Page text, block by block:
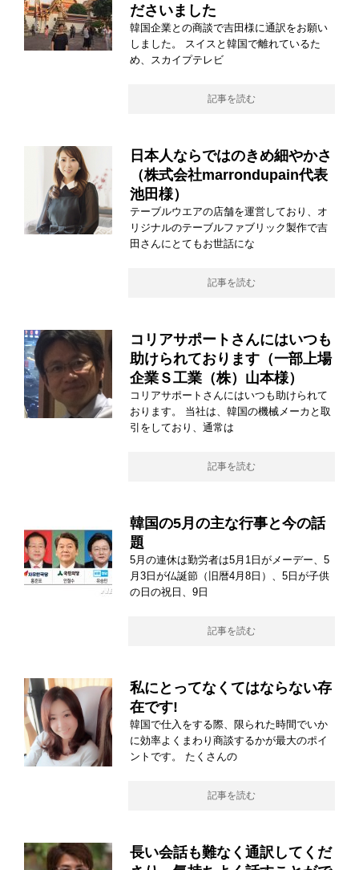
ださいました
韓国企業との商談で吉田様に通訳をお願い
しました。 スイスと韓国で離れているた
め、スカイプテレビ
記事を読む
日本人ならではのきめ細やかさ
（株式会社marrondupain代表
池田様）
テーブルウエアの店舗を運営しており、オ
リジナルのテーブルファブリック製作で吉
田さんにとてもお世話にな
記事を読む
コリアサポートさんにはいつも
助けられております（一部上場
企業Ｓ工業（株）山本様）
コリアサポートさんにはいつも助けられて
おります。 当社は、韓国の機械メーカと取
引をしており、通常は
記事を読む
韓国の5月の主な行事と今の話
題
5月の連休は勤労者は5月1日がメーデー、5
月3日が仏誕節（旧暦4月8日）、5日が子供
の日の祝日、9日
記事を読む
私にとってなくてはならない存
在です!
韓国で仕入をする際、限られた時間でいか
に効率よくまわり商談するかが最大のポイ
ントです。 たくさんの
記事を読む
長い会話も難なく通訳してくだ